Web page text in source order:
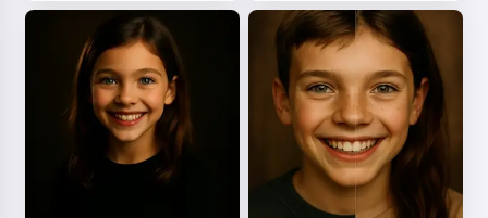
Leia uma história
Ao começar a usar o serviço, você aceita:Termos de
Política de Reembolso